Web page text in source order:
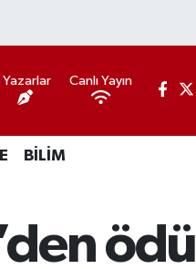
Yazarlar Canlı Yayın
BİLİM
ödül